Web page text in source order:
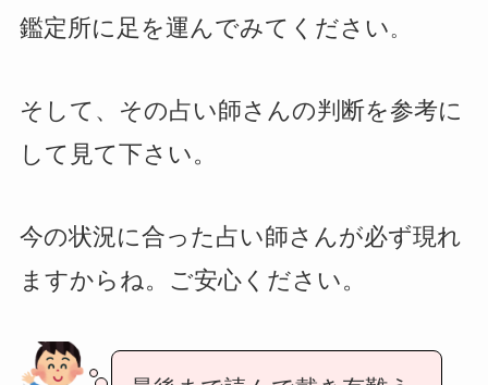
鑑定所に足を運んでみてください。
そして、その占い師さんの判断を参考に
して見て下さい。
今の状況に合った占い師さんが必ず現れ
ますからね。ご安心ください。